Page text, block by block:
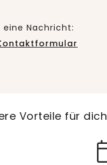
Nachricht:
Vorteile für dich